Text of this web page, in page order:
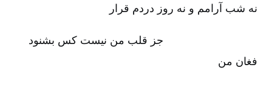
نه شب آرامم و نه روز دردم قرار
جز قلب من نیست کس بشنود
فغان من‌